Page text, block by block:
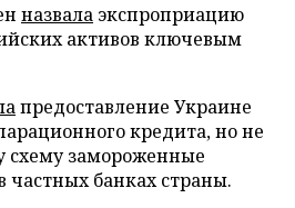
назвала экспроприацию
активов ключевым
предоставление Украине
кредита, но не
схему замороженные
частных банках страны.